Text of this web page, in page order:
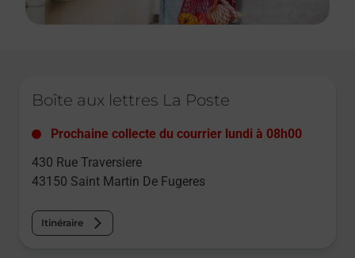
Boîte aux lettres La Poste
Prochaine collecte du courrier lundi à 08h00
430 Rue Traversiere
43150 Saint Martin De Fugeres
Itinéraire